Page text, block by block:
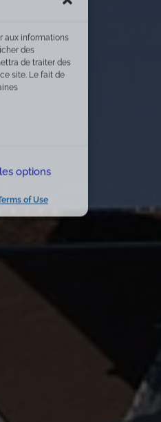
aux informations
des
de traiter des
site. Le fait de
options
of Use